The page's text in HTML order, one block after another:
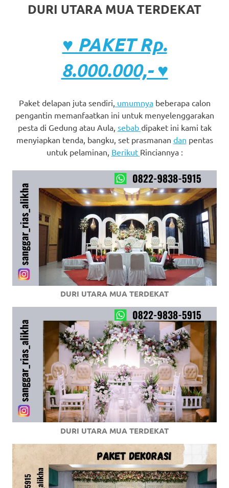
DURI UTARA MUA TERDEKAT
♥ PAKET Rp.
8.000.000,- ♥
Paket delapan juta sendiri, umumnyabeberapa calon
pengantin memanfaatkan ini untuk menyelenggarakan
pesta di Gedung atau Aula, sebab dipaket ini kami tak
menyiapkan tenda, bangku, set prasmanan dan pentas
untuk pelaminan, Berikut Rinciannya :
DURI UTARA MUA TERDEKAT
DURI UTARA MUA TERDEKAT